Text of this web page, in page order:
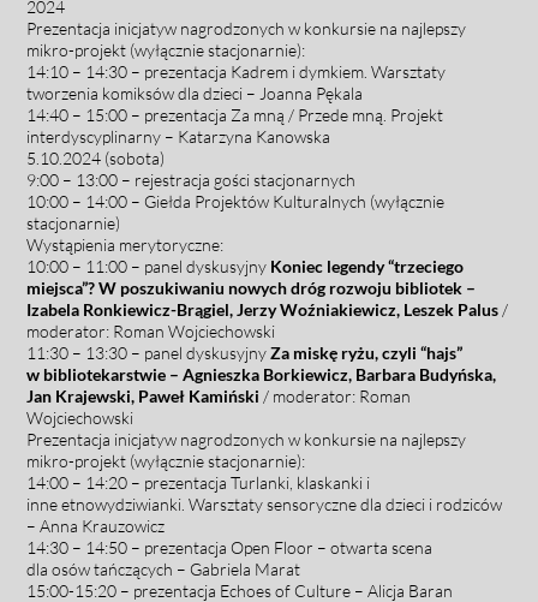
2024
Prezentacja inicjatyw nagrodzonych w konkursie na najlepszy
mikro-projekt (wyłącznie stacjonarnie):
14:10 – 14:30 – prezentacja Kadrem i dymkiem. Warsztaty
tworzenia komiksów dla dzieci – Joanna Pękala
14:40 – 15:00 – prezentacja Za mną / Przede mną. Projekt
interdyscyplinarny – Katarzyna Kanowska
5. 10.2024 (sobota)
9:00 – 13:00 – rejestracja gości stacjonarnych
10:00 – 14:00 – Giełda Projektów Kulturalnych (wyłącznie
stacjonarnie)
Wystąpienia merytoryczne:
10:00 – 11:00 – panel dyskusyjny Koniec legendy “trzeciego
miejsca”? W poszukiwaniu nowych dróg rozwoju bibliotek –
Izabela Ronkiewicz-Brągiel, Jerzy Woźniakiewicz, Leszek Palus /
moderator: Roman Wojciechowski
11:30 – 13:30 – panel dyskusyjnyZa miskę ryżu, czyli “hajs”
w bibliotekarstwie – Agnieszka Borkiewicz, Barbara Budyńska,
Jan Krajewski, Paweł Kamiński / moderator: Roman
Wojciechowski
Prezentacja inicjatyw nagrodzonych w konkursie na najlepszy
mikro-projekt (wyłącznie stacjonarnie):
14:00 – 14:20 – prezentacja Turlanki, klaskanki i
inne etnowydziwianki. Warsztaty sensoryczne dla dzieci i rodziców
– Anna Krauzowicz
14:30 – 14:50 – prezentacja Open Floor – otwarta scena
dla osów tańczących – Gabriela Marat
15:00-15:20 – prezentacja Echoes of Culture – Alicja Baran